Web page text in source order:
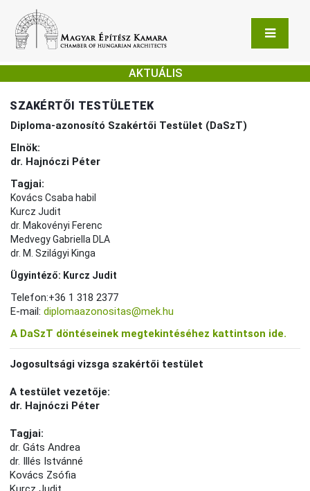
AKTUÁLIS
SZAKÉRTŐI TESTÜLETEK
Diploma-azonosító Szakértői Testület (DaSzT)
Elnök:
dr. Hajnóczi Péter
Tagjai:
Kovács Csaba habil
Kurcz Judit
dr. Makovényi Ferenc
Medvegy Gabriella DLA
dr. M. Szilágyi Kinga
Ügyintéző: Kurcz Judit
Telefon:+36 1 318 2377
E-mail:diplomaazonositas@mek.hu
A DaSzT döntéseinek megtekintéséhez kattintson ide.
Jogosultsági vizsga szakértői testület
A testület vezetője:
dr. Hajnóczi Péter
Tagjai:
dr. Gáts Andrea
dr. Illés Istvánné
Kovács Zsófia